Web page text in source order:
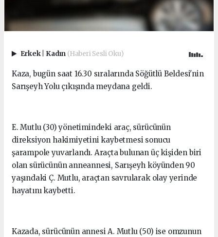
Erkek Kadın (Haberi Sesli Oku)
Kaza, bugün saat 16.30 sıralarında Söğütlü Beldesi'nin
Sarışeyh Yolu çıkışında meydana geldi.
E. Mutlu (30) yönetimindeki araç, sürücünün
direksiyon hakimiyetini kaybetmesi sonucu
şarampole yuvarlandı. Araçta bulunan üç kişiden biri
olan sürücünün anneannesi, Sarışeyh köyünden 90
yaşındaki Ç. Mutlu, araçtan savrularak olay yerinde
hayatını kaybetti.
Kazada, sürücünün annesi A. Mutlu (50) ise omzunun